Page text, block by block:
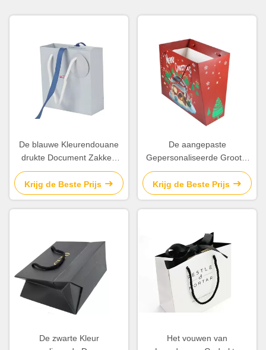
De blauwe Kleurendouane
drukte Document Zakken
met Mooi Lint/Kabelhandvat
Krijg de Beste Prijs
De aangepaste
Gepersonaliseerde Grootte
drukte Gift in zakken doet
Met een laag bedekt
Document Materiaal voor
Kerstmis
Krijg de Beste Prijs
De zwarte Kleur
Het vouwen van